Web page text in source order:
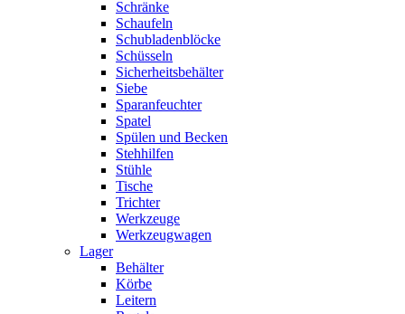
Schränke
Schaufeln
Schubladenblöcke
Schüsseln
Sicherheitsbehälter
Siebe
Sparanfeuchter
Spatel
Spülen und Becken
Stehhilfen
Stühle
Tische
Trichter
Werkzeuge
Werkzeugwagen
Lager
Behälter
Körbe
Leitern